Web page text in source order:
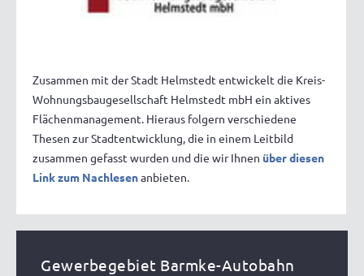
Zusammen mit der Stadt Helmstedt entwickelt die Kreis-
Wohnungsbaugesellschaft Helmstedt mbH ein aktives
Flächenmanagement. Hieraus folgern verschiedene
Thesen zur Stadtentwicklung, die in einem Leitbild
zusammen gefasst wurden und die wir Ihnen über diesen
Link zum Nachlesenanbieten.
Gewerbegebiet Barmke-Autobahn